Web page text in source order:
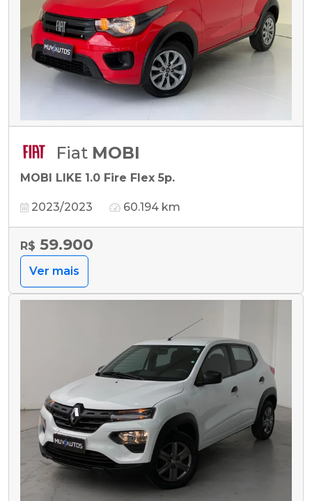
Fiat MOBI
MOBI LIKE 1.0 Fire Flex 5p.
2023/2023 60.194 km
R$ 59.900
Ver mais